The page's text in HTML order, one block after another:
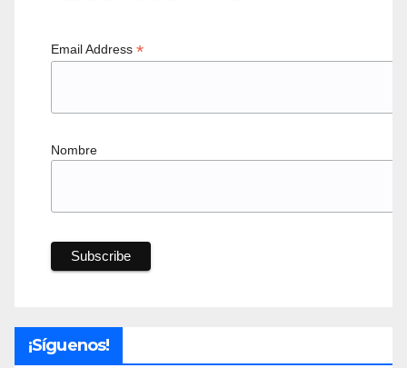
Email Address *
Nombre
¡Síguenos!